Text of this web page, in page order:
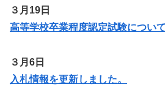
３月19日
高等学校卒業程度認定試験について
３月6日
入札情報を更新しま した。